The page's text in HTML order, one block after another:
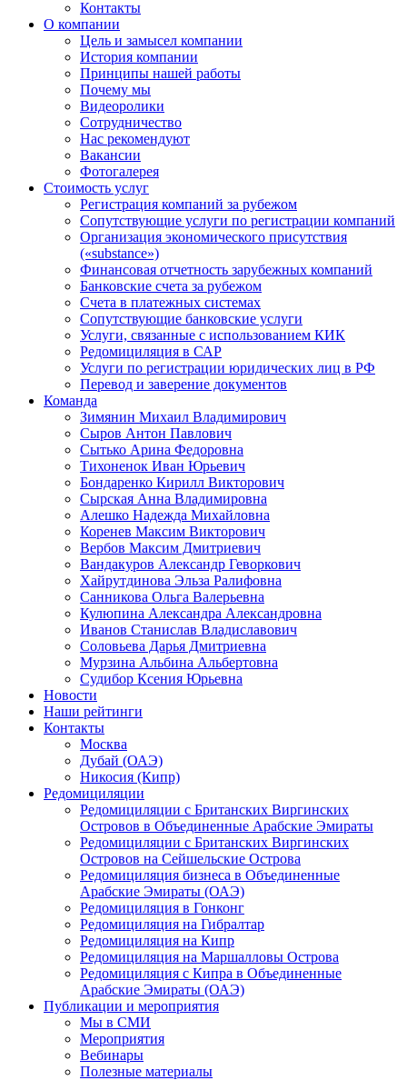
Контакты
О компании
Цель и замысел компании
История компании
Принципы нашей работы
Почему мы
Видеоролики
Сотрудничество
Нас рекомендуют
Вакансии
Фотогалерея
Стоимость услуг
Регистрация компаний за рубежом
Сопутствующие услуги по регистрации компаний
Организация экономического присутствия
(«substance»)
Финансовая отчетность зарубежных компаний
Банковские счета за рубежом
Счета в платежных системах
Сопутствующие банковские услуги
Услуги, связанные с использованием КИК
Редомициляция в САР
Услуги по регистрации юридических лиц в РФ
Перевод и заверение документов
Команда
Зимянин Михаил Владимирович
Сыров Антон Павлович
Сытько Арина Федоровна
Тихоненок Иван Юрьевич
Бондаренко Кирилл Викторович
Сырская Анна Владимировна
Алешко Надежда Михайловна
Коренев Максим Викторович
Вербов Максим Дмитриевич
Вандакуров Александр Геворкович
Хайрутдинова Эльза Ралифовна
Санникова Ольга Валерьевна
Кулюпина Александра Александровна
Иванов Станислав Владиславович
Соловьева Дарья Дмитриевна
Мурзина Альбина Альбертовна
Судибор Ксения Юрьевна
Новости
Наши рейтинги
Контакты
Москва
Дубай (ОАЭ)
Никосия (Кипр)
Редомициляции
Редомициляции с Британских Виргинских
Островов в Объединенные Арабские Эмираты
Редомициляции с Британских Виргинских
Островов на Сейшельские Острова
Редомициляция бизнеса в Объединенные
Арабские Эмираты (ОАЭ)
Редомициляция в Гонконг
Редомициляция на Гибралтар
Редомициляция на Кипр
Редомициляция на Маршалловы Острова
Редомициляция с Кипра в Объединенные
Арабские Эмираты (ОАЭ)
Публикации и мероприятия
Мы в СМИ
Мероприятия
Вебинары
Полезные материалы